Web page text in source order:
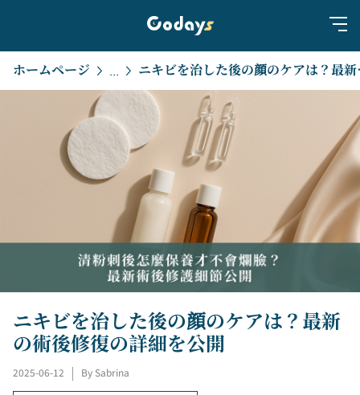
ホームページ ... ニキビ
ニキビを治した後の顔のケアは？最新
の術後修復の詳細を公開
2025-06-12 By Sabrina